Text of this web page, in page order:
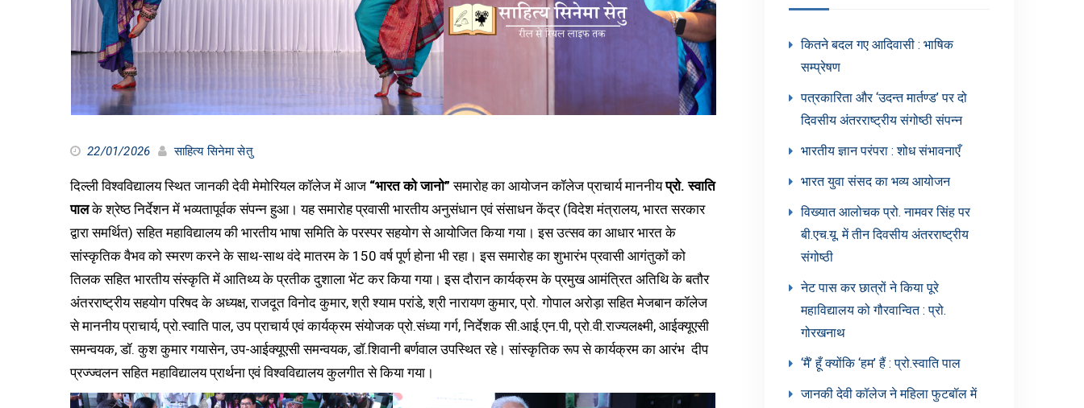
22/01/2026 साहित्य सिनेमा सेतु
दिल्ली विश्वविद्यालय स्थित जानकी देवी मेमोरियल कॉलेज में आज “भारत को जानो” समारोह का आयोजन कॉलेज प्राचार्य माननीयप्रो. स्वाति
पालके श्रेष्ठ निर्देशन में भव्यतापूर्वक संपन्न हुआ। यह समारोह प्रवासी भारतीय अनुसंधान एवं संसाधन केंद्र (विदेश मंत्रालय, भारत सरकार
द्वारा समर्थित) सहित महाविद्यालय की भारतीय भाषा समिति के परस्पर सहयोग से आयोजित किया गया। इस उत्सव का आधार भारत के
सांस्कृतिक वैभव को स्मरण करने के साथ-साथ वंदे मातरम के 150 वर्ष पूर्ण होना भी रहा। इस समारोह का शुभारंभ प्रवासी आगंतुकों को
तिलक सहित भारतीय संस्कृति में आतिथ्य के प्रतीक दुशाला भेंट कर किया गया। इस दौरान कार्यक्रम के प्रमुख आमंत्रित अतिथि के बतौर
अंतरराष्ट्रीय सहयोग परिषद के अध्यक्ष, राजदूत विनोद कुमार, श्री श्याम परांडे, श्री नारायण कुमार, प्रो. गोपाल अरोड़ा सहित मेजबान कॉलेज
से माननीय प्राचार्य, प्रो.स्वाति पाल, उप प्राचार्य एवं कार्यक्रम संयोजक प्रो.संध्या गर्ग, निर्देशक सी.आई.एन.पी, प्रो.वी.राज्यलक्ष्मी, आईक्यूएसी
समन्वयक, डॉ. कुश कुमार गयासेन, उप-आईक्यूएसी समन्वयक, डॉ.शिवानी बर्णवाल उपस्थित रहे। सांस्कृतिक रूप से कार्यक्रम का आरंभ दीप
प्रज्ज्वलन सहित महाविद्यालय प्रार्थना एवं विश्वविद्यालय कुलगीत से किया गया।
कितने बदल गए आदिवासी : भाषिक
सम्प्रेषण
पत्रकारिता और ‘उदन्त मार्तण्ड’ पर दो
दिवसीय अंतरराष्ट्रीय संगोष्ठी संपन्न
भारतीय ज्ञान परंपरा : शोध संभावनाएँ
भारत युवा संसद का भव्य आयोजन
विख्यात आलोचक प्रो. नामवर सिंह पर
बी.एच.यू. में तीन दिवसीय अंतरराष्ट्रीय
संगोष्ठी
नेट पास कर छात्रों ने किया पूरे
महाविद्यालय को गौरवान्वित : प्रो.
गोरखनाथ
‘मैं’ हूँ क्योंकि ‘हम’ हैं : प्रो.स्वाति पाल
जानकी देवी कॉलेज ने महिला फुटबॉल में